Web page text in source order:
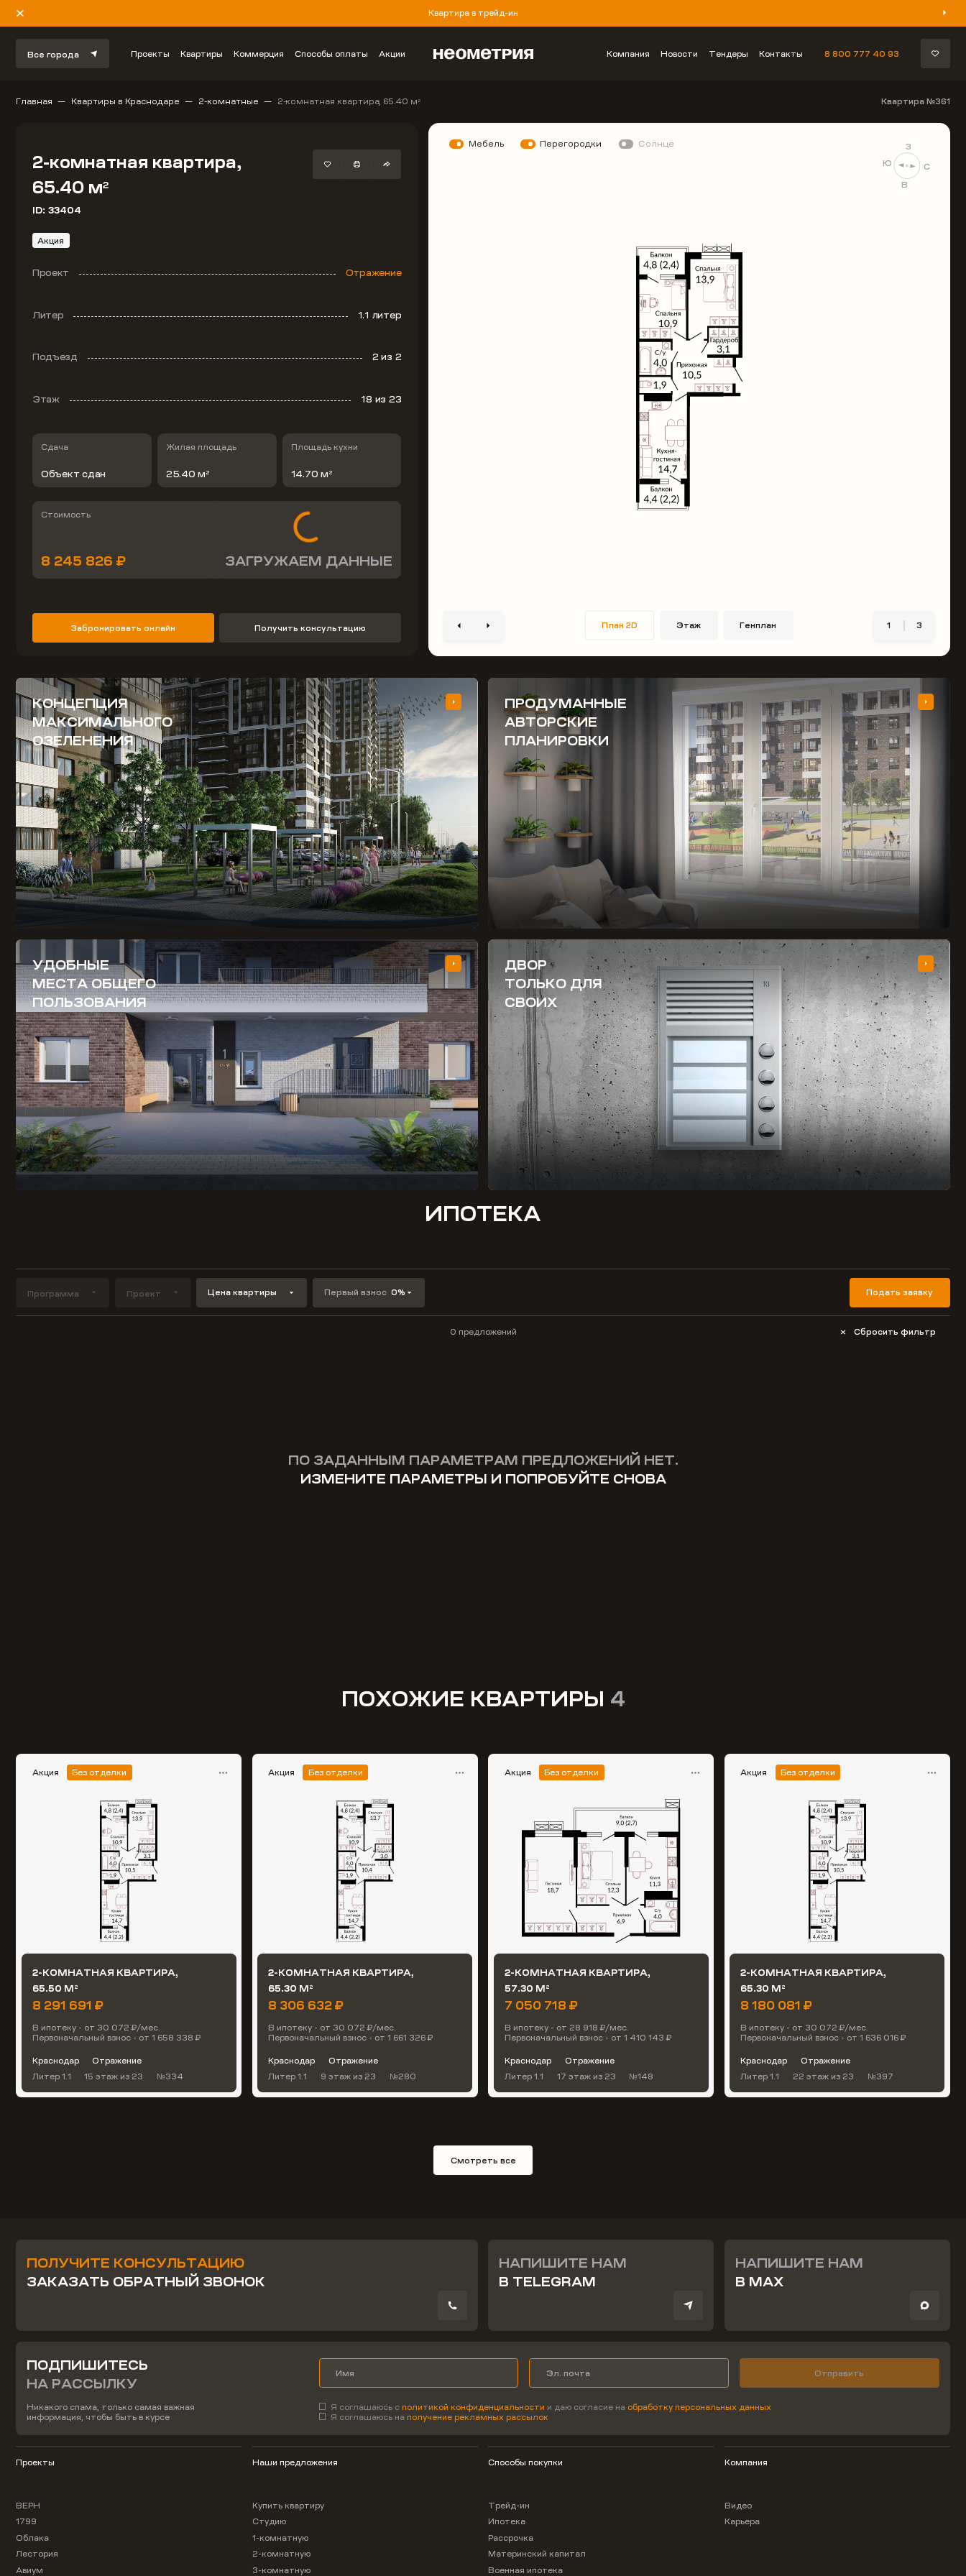
Квартира в трейд-ин
Все города Проекты Квартиры Коммерция Способы оплаты Акции Компания Новости Тендеры Контакты 8 800 777 40 93
Главная Квартиры в Краснодаре 2-комнатные 2-комнатная квартира, 65.40 м 2 Квартира №361
2-комнатная квартира,
65.40 м2
ID: 33404
Акция
Проект Отражение
Литер 1.1 литер
Подъезд 2из 2
Этаж 18 из 23
Сдача
Объект сдан
Жилая площадь
25.40 м 2
Площадь кухни
14.70 м 2
Стоимость
8 245 826 ₽ ЗАГРУЖАЕМ ДАННЫЕ
Забронировать онлайн Получить консультацию
С
В
Ю
З
Мебель Перегородки Солнце
План 2D Этаж Генплан 1 3
КОНЦЕПЦИЯ
МАКСИМАЛЬНОГО
ОЗЕЛЕНЕНИЯ
ПРОДУМАННЫЕ
АВТОРСКИЕ
ПЛАНИРОВКИ
УДОБНЫЕ
МЕСТА ОБЩЕГО
ПОЛЬЗОВАНИЯ
ДВОР
ТОЛЬКО ДЛЯ
СВОИХ
ИПОТЕКА
Программа Проект Цена квартиры Первый взнос 0% Подать заявку
0 предложений Сбросить фильтр
ПО ЗАДАННЫМ ПАРАМЕТРАМ ПРЕДЛОЖЕНИЙ НЕТ.
ИЗМЕНИТЕ ПАРАМЕТРЫ И ПОПРОБУЙТЕ СНОВА
ПОХОЖИЕ КВАРТИРЫ 4
Акция Без отделки
2-КОМНАТНАЯ КВАРТИРА,
65.50 М 2
8 291 691 ₽
В ипотеку - от 30 072 ₽/мес.
Первоначальный взнос - от 1 658 338 ₽
Краснодар
Отражение
Литер 1.1
15 этаж из 23 №334
Акция Без отделки
2-КОМНАТНАЯ КВАРТИРА,
65.30 М 2
8 306 632 ₽
В ипотеку - от 30 072 ₽/мес.
Первоначальный взнос - от 1 661 326 ₽
Краснодар
Отражение
Литер 1.1
9 этаж из 23 №280
Акция Без отделки
2-КОМНАТНАЯ КВАРТИРА,
57.30 М 2
7 050 718 ₽
В ипотеку - от 28 918 ₽/мес.
Первоначальный взнос - от 1 410 143 ₽
Краснодар
Отражение
Литер 1.1
17 этаж из 23 №148
Акция Без отделки
2-КОМНАТНАЯ КВАРТИРА,
65.30 М 2
8 180 081 ₽
В ипотеку - от 30 072 ₽/мес.
Первоначальный взнос - от 1 636 016 ₽
Краснодар
Отражение
Литер 1.1
22 этаж из 23 №397
Смотреть все
ПОЛУЧИТЕ КОНСУЛЬТАЦИЮ
ЗАКАЗАТЬ ОБРАТНЫЙ ЗВОНОК
НАПИШИТЕ НАМ
В TELEGRAM
НАПИШИТЕ НАМ
В MAX
ПОДПИШИТЕСЬ
НА РАССЫЛКУ
Никакого спама, только самая важная
информация, чтобы быть в курсе
Отправить
Я соглашаюсь сполитикой конфиденциальности и даю согласие на обработку персональных данных
Я соглашаюсь наполучение рекламных рассылок
Проекты
ВЕРН
1799
Облака
Лестория
Авиум
Наши предложения
Купить квартиру
Студию
1-комнатную
2-комнатную
3-комнатную
Способы покупки
Трейд-ин
Ипотека
Рассрочка
Материнский капитал
Военная ипотека
Компания
Видео
Карьера